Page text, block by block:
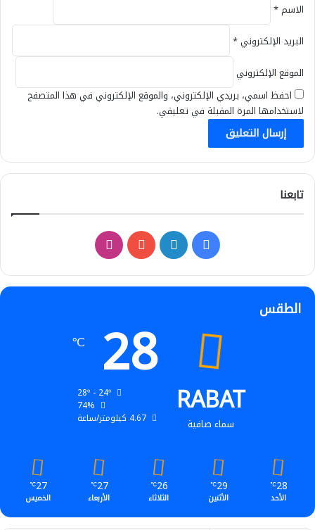
الاسم*
البريد الإلكتروني*
الموقع الإلكتروني
احفظ اسمي، بريدي الإلكتروني، والموقع الإلكتروني في هذا المتصفح
لاستخدامها المرة المقبلة في تعليقي.
تابعنا
فيسبوكلينكدإن‫YouTubeانستقرام
الطقس
RABAT
سماء صافية
28
℃
28º - 24º
74%
4.67 كيلومتر/ساعة
28
℃
الأحد
29
℃
الأثنين
26
℃
الثلاثاء
27
℃
الأربعاء
27
℃
الخميس